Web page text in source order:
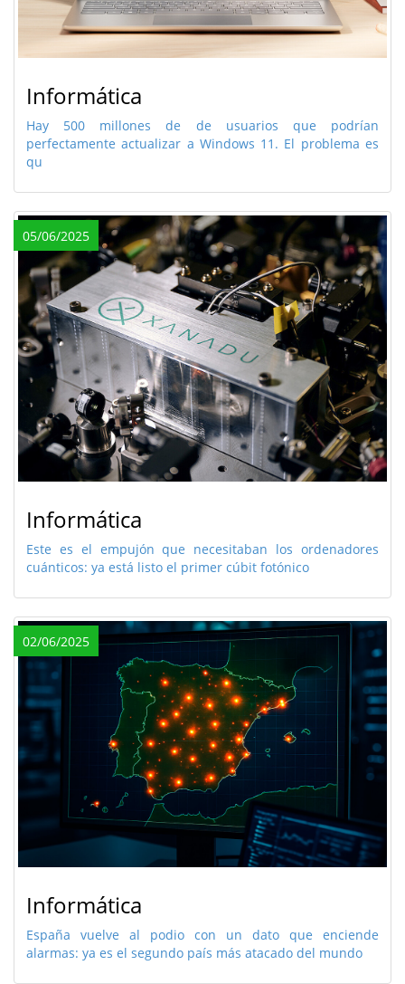
Informática
Hay 500 millones de de usuarios que podrían
perfectamente actualizar a Windows 11. El problema es
qu
05/06/2025
Informática
Este es el empujón que necesitaban los ordenadores
cuánticos: ya está listo el primer cúbit fotónico
02/06/2025
Informática
España vuelve al podio con un dato que enciende
alarmas: ya es el segundo país más atacado del mundo